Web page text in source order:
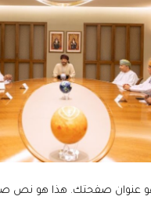
عنوان صفحتك. هذا هو نص